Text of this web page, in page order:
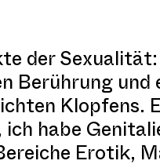
der
Berührung und
Klopfens.
habe
Erotik,